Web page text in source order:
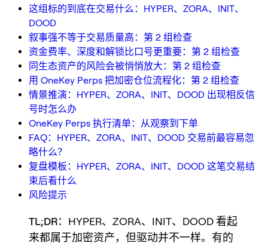
这组标的到底在交易什么：HYPER、ZORA、INIT、
DOOD
叙事强不等于交易质量高：第 2 组检查
资金费率、深度和解锁比口号更重要：第 2 组检查
同生态资产的风险会被悄悄放大：第 2 组检查
用 OneKey Perps 把加密仓位流程化：第 2 组检查
情景推演：HYPER、ZORA、INIT、DOOD 出现相反信
号时怎么办
OneKey Perps 执行清单：从观察到下单
FAQ：HYPER、ZORA、INIT、DOOD 交易前最容易忽
略什么？
复盘模板：HYPER、ZORA、INIT、DOOD 这笔交易结
束后看什么
风险提示
TL;DR：HYPER、ZORA、INIT、DOOD 看起
来都属于加密资产，但驱动并不一样。有的